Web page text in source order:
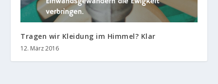
Tragen wir Kleidung im Himmel? Klar
12. März 2016